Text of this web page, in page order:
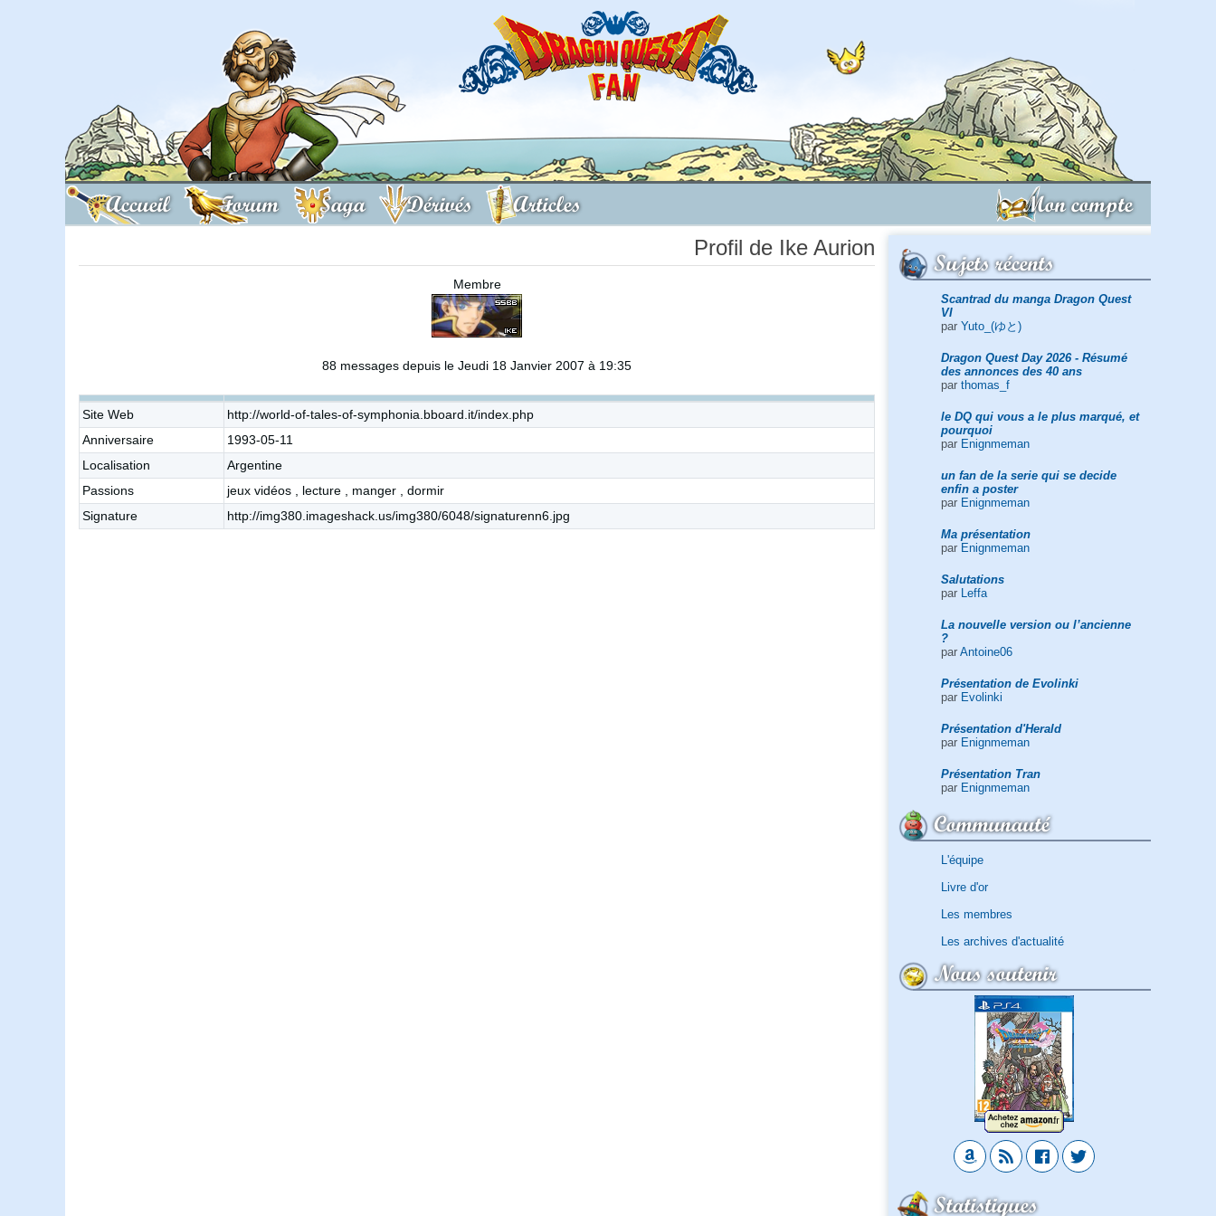
Accueil Forum Saga Dérivés Articles Mon compte
Sujets récents
Scantrad du manga Dragon Quest
VI
par Yuto_(ゆと)
Dragon Quest Day 2026 - Résumé
des annonces des 40 ans
par thomas_f
le DQ qui vous a le plus marqué, et
pourquoi
par Enignmeman
un fan de la serie qui se decide
enfin a poster
par Enignmeman
Ma présentation
par Enignmeman
Salutations
par
Leffa
La nouvelle version ou l’ancienne
?
par Antoine06
Présentation de Evolinki
par Evolinki
Présentation d'Herald
par Enignmeman
Présentation Tran
par Enignmeman
Communauté
L'équipe
Livre d'or
Les membres
Les archives d'actualité
Nous soutenir
Statistiques
Profil de Ike Aurion
Membre
88 messages depuis le Jeudi 18 Janvier 2007 à 19:35
Site Web
http://world-of-tales-of-symphonia.bboard.it/index.php
Anniversaire
1993-05-11
Localisation
Argentine
Passions
jeux vidéos , lecture , manger , dormir
Signature
http://img380.imageshack.us/img380/6048/signaturenn6.jpg